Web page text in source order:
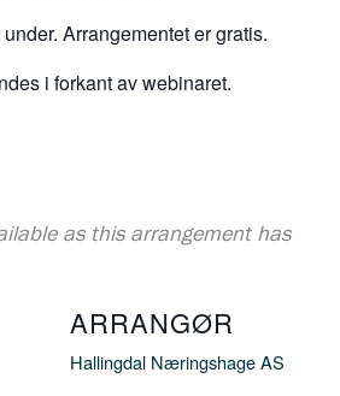
Arrangementet er gratis.
i forkant av webinaret.
as this arrangement has
ARRANGØR
Hallingdal Næringshage AS